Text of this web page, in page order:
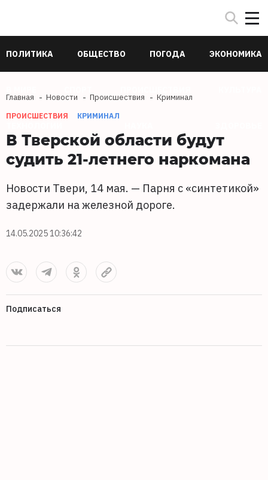
ПОЛИТИКА ОБЩЕСТВО ПОГОДА ЭКОНОМИКА
Главная Новости Происшествия Криминал
ПРОИСШЕСТВИЯ КРИМИНАЛ
В Тверской области будут
судить 21-летнего наркомана
Новости Твери, 14 мая. — Парня с «синтетикой»
задержали на железной дороге.
14.05.2025 10:36:42
Подписаться